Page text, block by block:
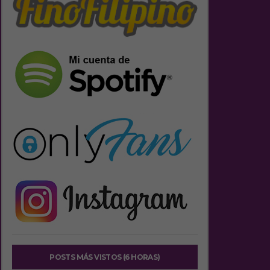
POSTS MÁS VISTOS (6 HORAS)